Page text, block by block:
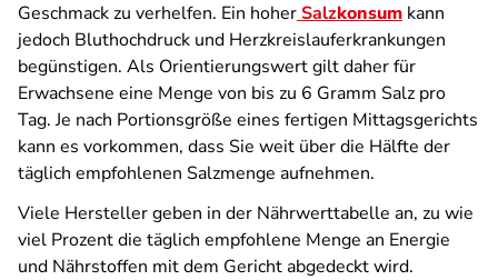
Geschmack zu verhelfen. Ein hoherSalzkonsum kann
jedoch Bluthochdruck und Herzkreislauferkrankungen
begünstigen. Als Orientierungswert gilt daher für
Erwachsene eine Menge von bis zu 6 Gramm Salz pro
Tag. Je nach Portionsgröße eines fertigen Mittagsgerichts
kann es vorkommen, dass Sie weit über die Hälfte der
täglich empfohlenen Salzmenge aufnehmen.
Viele Hersteller geben in der Nährwerttabelle an, zu wie
viel Prozent die täglich empfohlene Menge an Energie
und Nährstoffen mit dem Gericht abgedeckt wird.